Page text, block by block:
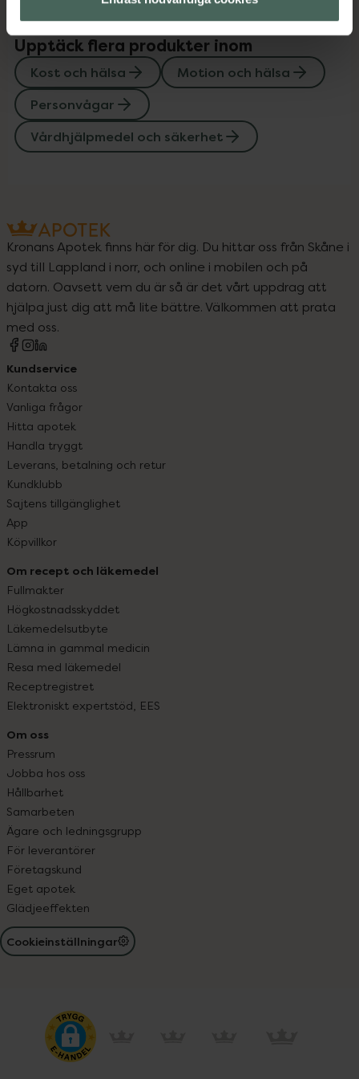
Upptäck flera produkter inom
Kost och hälsa
Motion och hälsa
Personvågar
Vårdhjälpmedel och säkerhet
Kronans Apotek finns här för dig. Du hittar oss från Skåne i
syd till Lappland i norr, och online i mobilen och på
datorn. Oavsett vem du är så är det vårt uppdrag att
hjälpa just dig att må lite bättre. Välkommen att prata
med oss.
Kundservice
Kontakta oss
Vanliga frågor
Hitta apotek
Handla tryggt
Leverans, betalning och retur
Kundklubb
Sajtens tillgänglighet
App
Köpvillkor
Om recept och läkemedel
Fullmakter
Högkostnadsskyddet
Läkemedelsutbyte
Lämna in gammal medicin
Resa med läkemedel
Receptregistret
Elektroniskt expertstöd, EES
Om oss
Pressrum
Jobba hos oss
Hållbarhet
Samarbeten
Ägare och ledningsgrupp
För leverantörer
Företagskund
Eget apotek
Glädjeeffekten
Cookieinställningar